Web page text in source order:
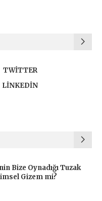
TWITTER
LINKEDIN
Bize Oynadığı Tuzak
Gizem mi?